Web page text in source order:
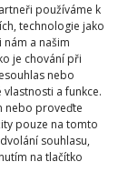
používáme k
technologie jako
a našim
je chování při
nebo
a funkce.
nebo proveďte
pouze na tomto
souhlasu,
na tlačítko